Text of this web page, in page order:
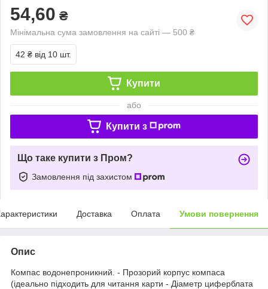
54,60 ₴
Мінімальна сума замовлення на сайті — 500 ₴
42 ₴ від 10 шт.
Купити
або
Купити з
Що таке купити з Пром?
Замовлення під захистом
Доставка Оплата Умови повернення
Опис
Компас водонепроникний. - Прозорий корпус компаса
(ідеально підходить для читання карти - Діаметр циферблата